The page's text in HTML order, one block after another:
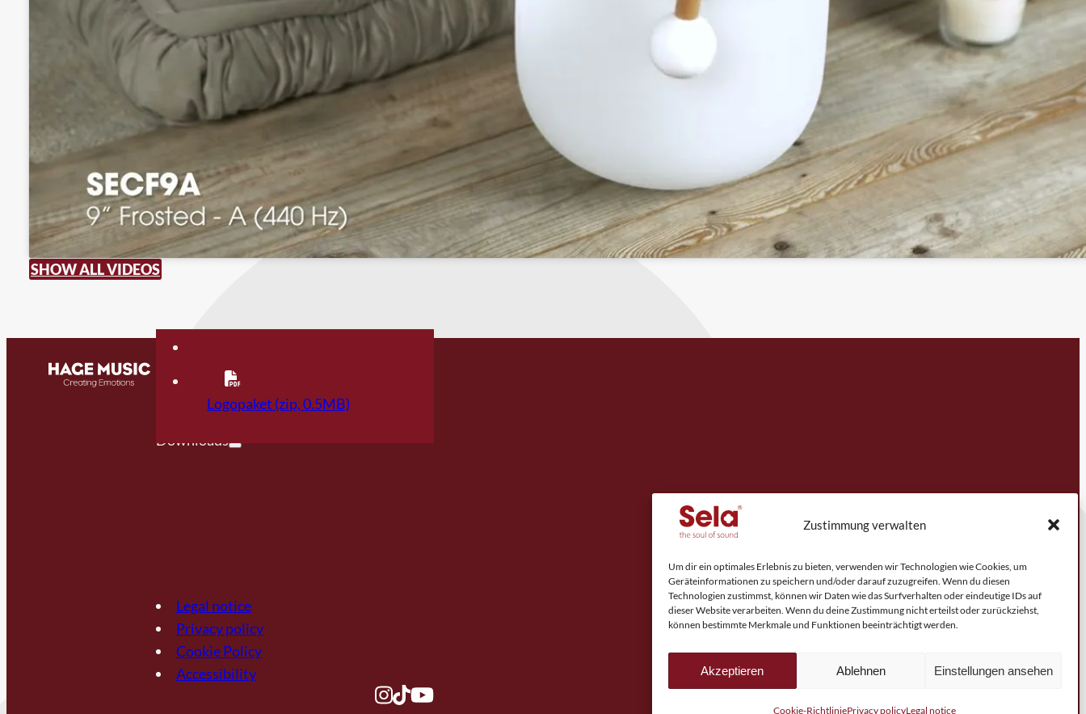
Zustimmung verwalten
Um dir ein optimales Erlebnis zu bieten, verwenden wir Technologien wie Cookies, um
Geräteinformationen zu speichern und/oder darauf zuzugreifen. Wenn du diesen
Technologien zustimmst, können wir Daten wie das Surfverhalten oder eindeutige IDs auf
dieser Website verarbeiten. Wenn du deine Zustimmung nicht erteilst oder zurückziehst,
können bestimmte Merkmale und Funktionen beeinträchtigt werden.
Akzeptieren Ablehnen Einstellungen ansehen
Cookie-RichtliniePrivacy policyLegal notice
SHOW ALL VIDEOS
Contact
Downloads
Logopaket (zip, 0.5MB)
Legal notice
Privacy policy
Cookie Policy
Accessibility